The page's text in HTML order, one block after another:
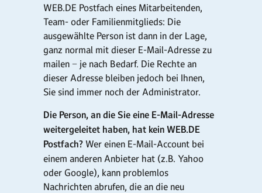
WEB.DE Postfach eines Mitarbeitenden,
Team- oder Familienmitglieds: Die
ausgewählte Person ist dann in der Lage,
ganz normal mit dieser E-Mail-Adresse zu
mailen − je nach Bedarf. Die Rechte an
dieser Adresse bleiben jedoch bei Ihnen,
Sie sind immer noch der Administrator.
Die Person, an die Sie eine E-Mail-Adresse
weitergeleitet haben, hat kein WEB.DE
Postfach? Wer einen E-Mail-Account bei
einem anderen Anbieter hat (z.B. Yahoo
oder Google), kann problemlos
Nachrichten abrufen, die an die neu